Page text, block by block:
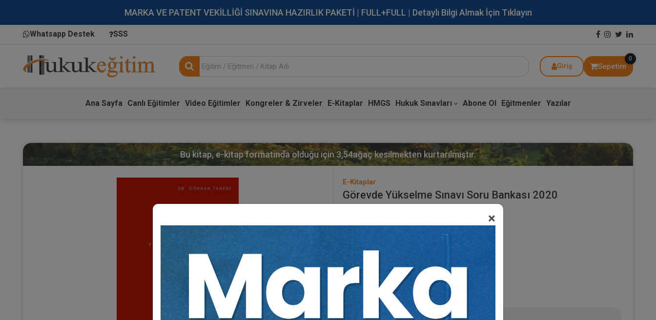
MARKA VE PATENT VEKİLLİĞİ SINAVINA HAZIRLIK PAKETİ | FULL+FULL | Detaylı Bilgi Almak İçin Tıklayın
Whatsapp Destek SSS
Giriş Sepetim
0
Ana Sayfa Canlı Eğitimler Video Eğitimler Kongreler & Zirveler E-Kitaplar HMGS Hukuk Sınavları Abone Ol Eğitmenler Yazılar
×
Bu kitap, e-kitap formatında olduğu için3,54ağaç kesilmekten kurtarılmıştır.
E-Kitaplar
Görevde Yükselme Sınavı Soru Bankası 2020
Yazar: Dr. Gökhan TANERİ
Yayın Tarihi:
Tür:
Basılı Olsaydı Fiyatı: 750,00